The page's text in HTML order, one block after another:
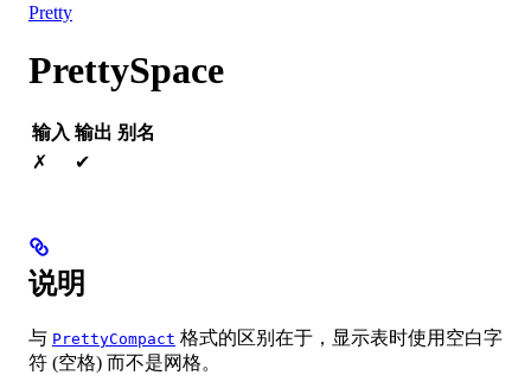
Pretty
PrettySpace
输入 输出 别名
✗
✔
说明
与 PrettyCompact 格式的区别在于，显示表时使用空白字
符 (空格) 而不是网格。